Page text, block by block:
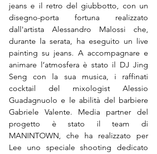
jeans e il retro del giubbotto, con un
disegno-porta fortuna realizzato
dall'artista Alessandro Malossi che,
durante la serata, ha eseguito un live
painting su jeans. A accompagnare e
animare l’atmosfera è stato il DJ Jing
Seng con la sua musica, i raffinati
cocktail del mixologist Alessio
Guadagnuolo e le abilità del barbiere
Gabriele Valente. Media partner del
progetto è stato il team di
MANINTOWN, che ha realizzato per
Lee uno speciale shooting dedicato